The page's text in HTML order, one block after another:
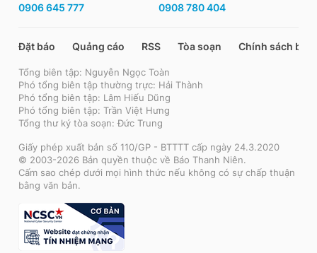
0906 645 777 0908 780 404
Đặt báo Quảng cáo RSS Tòa soạn Chính sách bảo
Tổng biên tập: Nguyễn Ngọc Toàn
Phó tổng biên tập thường trực: Hải Thành
Phó tổng biên tập: Lâm Hiếu Dũng
Phó tổng biên tập: Trần Việt Hưng
Tổng thư ký tòa soạn: Đức Trung
Giấy phép xuất bản số 110/GP - BTTTT cấp ngày 24.3.2020
© 2003-2026 Bản quyền thuộc về Báo Thanh Niên.
Cấm sao chép dưới mọi hình thức nếu không có sự chấp thuận
bằng văn bản.